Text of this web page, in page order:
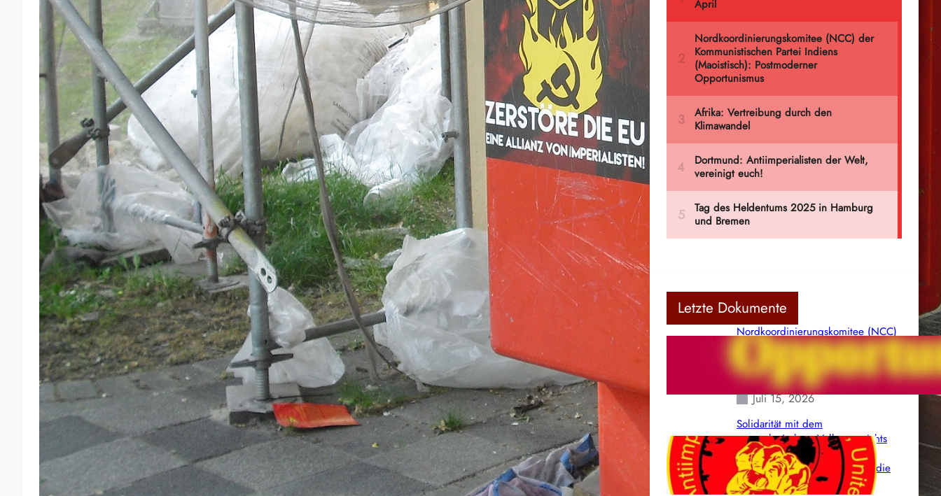
Letzte Dokumente
Nordkoordinierungskomitee (NCC)
der Kommunistischen Partei Indiens
(Maoistisch): Postmoderner
Opportunismus
Juli 15, 2026
Solidarität mit dem
venezolanischem Volk angesichts
der verlorenen Leben und der
katastrophalen Situation durch die
Erdbeben des 24. Juni!